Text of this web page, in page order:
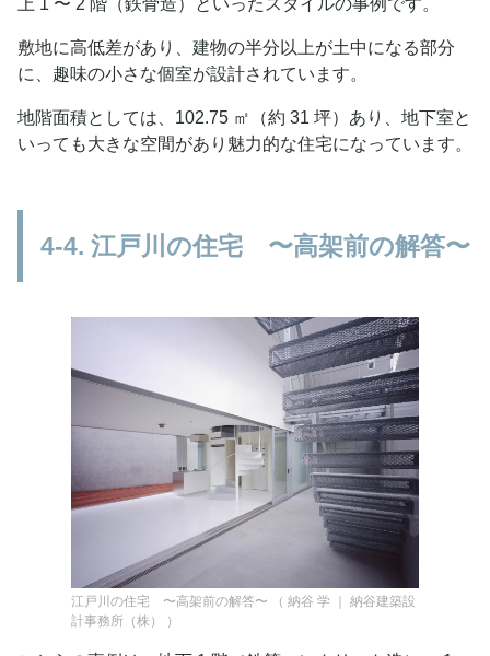
敷地に高低差があり、建物の半分以上が土中になる部分
に、趣味の小さな個室が設計されています。
地階面積としては、102.75 ㎡（約 31 坪）あり、地下室と
いっても大きな空間があり魅力的な住宅になっています。
4-4. 江戸川の住宅 〜高架前の解答〜
江戸川の住宅 〜高架前の解答〜 （ 納谷 学 ｜ 納谷建築設
計事務所（株）
）